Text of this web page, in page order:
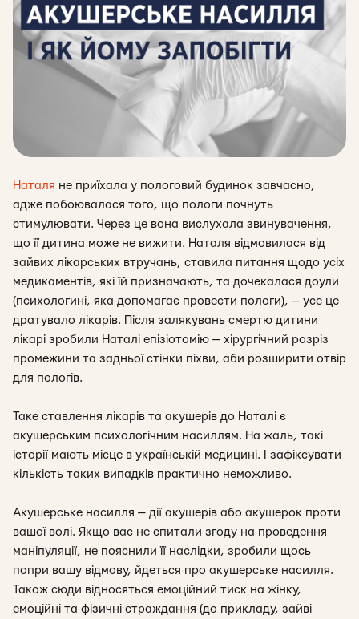
Наталя не приїхала у пологовий будинок завчасно,
адже побоювалася того, що пологи почнуть
стимулювати. Через це вона вислухала звинувачення,
що її дитина може не вижити. Наталя відмовилася від
зайвих лікарських втручань, ставила питання щодо усіх
медикаментів, які їй призначають, та дочекалася доули
(психологині, яка допомагає провести пологи), — усе це
дратувало лікарів. Після залякувань смертю дитини
лікарі зробили Наталі епізіотомію — хірургічний розріз
промежини та задньої стінки піхви, аби розширити отвір
для пологів.
Таке ставлення лікарів та акушерів до Наталі є
акушерським психологічним насиллям. На жаль, такі
історії мають місце в українській медицині. І зафіксувати
кількість таких випадків практично неможливо.
Акушерське насилля — дії акушерів або акушерок проти
вашої волі. Якщо вас не спитали згоду на проведення
маніпуляції, не пояснили її наслідки, зробили щось
попри вашу відмову, йдеться про акушерське насилля.
Також сюди відносяться емоційний тиск на жінку,
емоційні та фізичні страждання (до прикладу, зайві